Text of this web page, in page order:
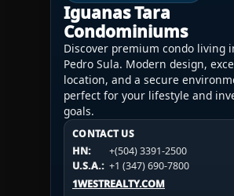
Iguanas Tara
Condominiums
Discover premium condo living
Pedro Sula. Modern design,
location, and a secure
perfect for your lifestyle and
goals.
CONTACT US
HN:
+(504) 3391-2500
U.S.A.: +1 (347) 690-7800
1WESTREALTY.COM
CONTACT US
HN:
+(504) 3391-2500
U.S.A.:
+1 (984) 246-2100
1WESTREALTY.COM
CONTACT US
HN:
+(504) 3391-2500
U.S.A.: +1 (984) 246-2100
1WESTREALTY.COM